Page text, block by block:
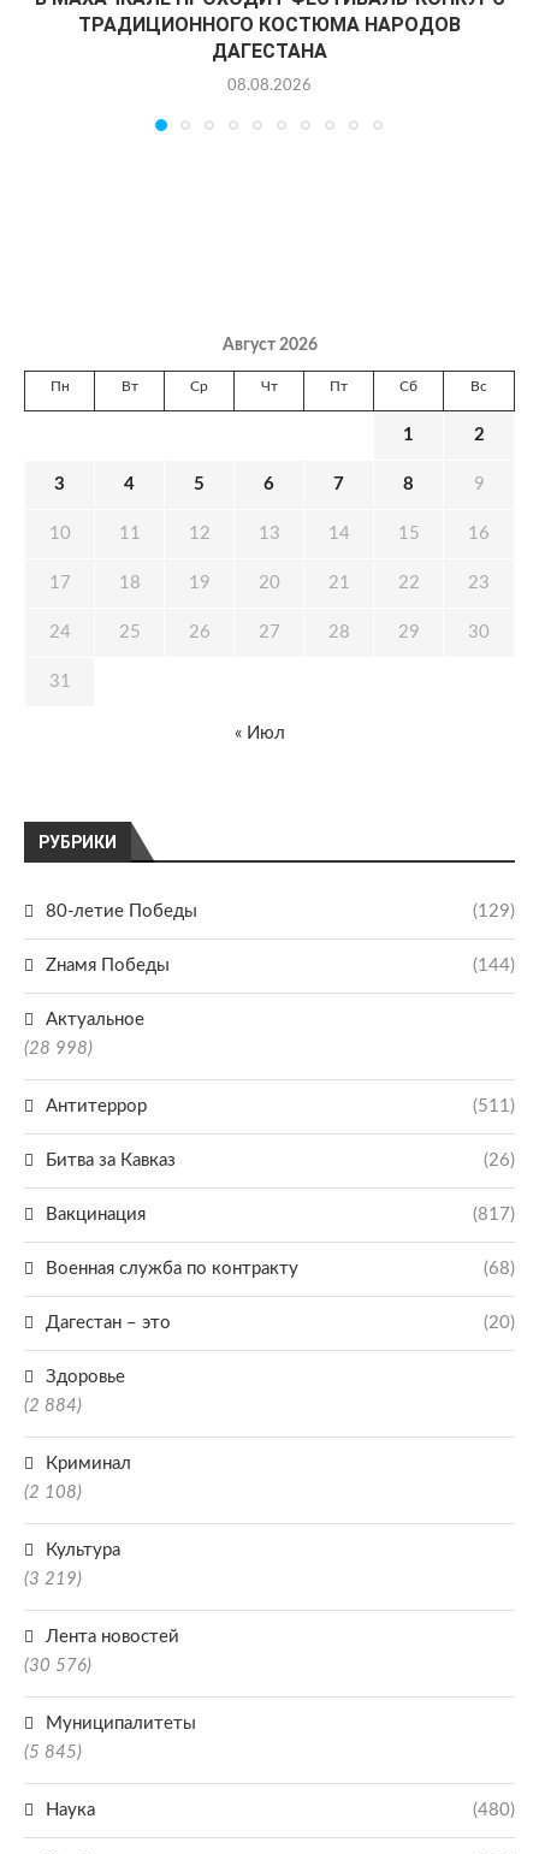
ТРАДИЦИОННОГО КОСТЮМА НАРОДОВ
ДАГЕСТАНА
08.08.2026
РУБРИКИ
80-летие Победы (129)
Zнамя Победы (144)
Актуальное
(28 998)
Антитеррор (511)
Битва за Кавказ (26)
Вакцинация (817)
Военная служба по контракту (68)
Дагестан – это (20)
Здоровье
(2 884)
Криминал
(2 108)
Культура
(3 219)
Лента новостей
(30 576)
Муниципалитеты
(5 845)
Наука (480)
Август 2026
Пн Вт Ср Чт Пт Сб Вс
1 2
3 4 5 6 7 8 9
10 11 12 13 14 15 16
17 18 19 20 21 22 23
24 25 26 27 28 29 30
31
« Июл